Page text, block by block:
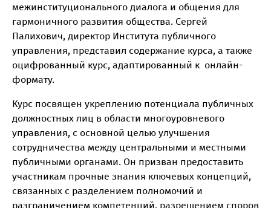
межинституционального диалога и общения для
гармоничного развития общества. Сергей
Палихович, директор Института публичного
управления, представил содержание курса, а также
оцифрованный курс, адаптированный к онлайн-
формату.
Курс посвящен укреплению потенциала публичных
должностных лиц в области многоуровневого
управления, с основной целью улучшения
сотрудничества между центральными и местными
публичными органами. Он призван предоставить
участникам прочные знания ключевых концепций,
связанных с разделением полномочий и
разграничением компетенций, разрешением споров